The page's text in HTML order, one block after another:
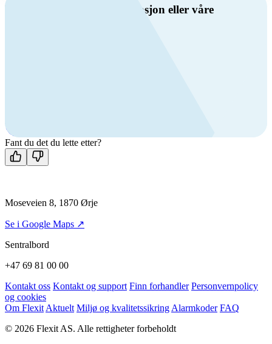
Har du spørsmål om ventilasjon eller våre
Kontakt oss
Fant du det du lette etter?
Moseveien 8, 1870 Ørje
Se i Google Maps ↗
Sentralbord
+47 69 81 00 00
Kontakt oss Kontakt og support Finn forhandler Personvernpolicy
og cookies
Om Flexit Aktuelt Miljø og kvalitetssikring Alarmkoder FAQ
© 2026 Flexit AS. Alle rettigheter forbeholdt